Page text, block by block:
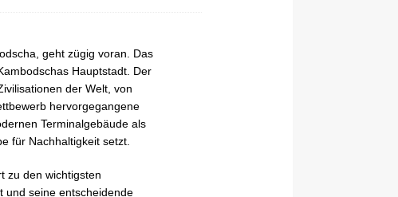
geht zügig voran. Das
Hauptstadt. Der
der Welt, von
hervorgegangene
Terminalgebäude als
für Nachhaltigkeit setzt.
zu den wichtigsten
und seine entscheidende